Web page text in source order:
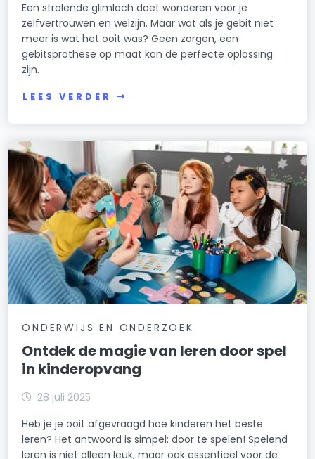
Een stralende glimlach doet wonderen voor je
zelfvertrouwen en welzijn. Maar wat als je gebit niet
meer is wat het ooit was? Geen zorgen, een
gebitsprothese op maat kan de perfecte oplossing
zijn.
LEES VERDER
ONDERWIJS EN ONDERZOEK
Ontdek de magie van leren door spel
in kinderopvang
28 juli 2025
Heb je je ooit afgevraagd hoe kinderen het beste
leren? Het antwoord is simpel: door te spelen! Spelend
leren is niet alleen leuk, maar ook essentieel voor de